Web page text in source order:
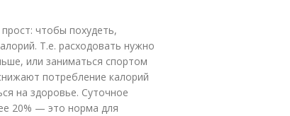
чтобы похудеть,
Т.е. расходовать нужно
или заниматься спортом
потребление калорий
на здоровье. Суточное
20% — это норма для